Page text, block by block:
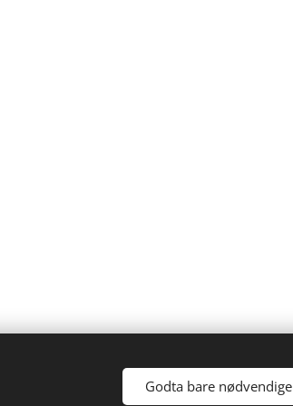
Godta bare nødvendige